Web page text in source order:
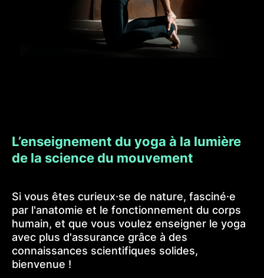
L’enseignement du yoga à la lumière
de la science du mouvement
Si vous êtes curieux·se de nature, fasciné·e
par l'anatomie et le fonctionnement du corps
humain, et que vous voulez enseigner le yoga
avec plus d'assurance grâce à des
connaissances scientifiques solides,
bienvenue !